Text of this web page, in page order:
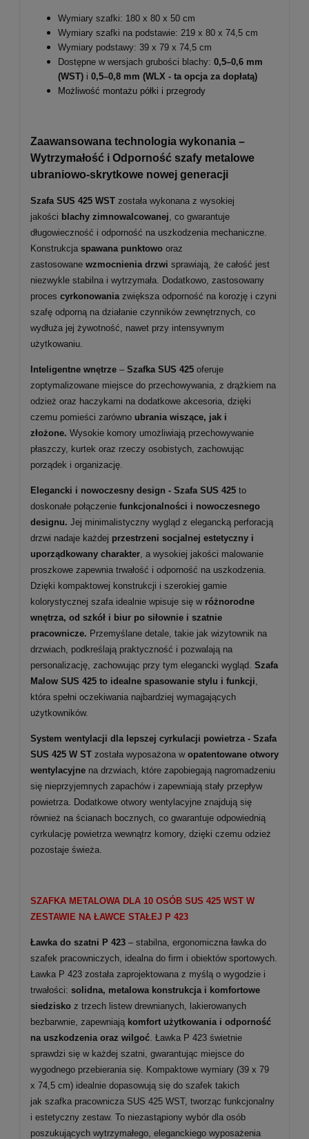
Wymiary szafki: 180 x 80 x 50 cm
Wymiary szafki na podstawie: 219 x 80 x 74,5 cm
Wymiary podstawy: 39 x 79 x 74,5 cm
Dostępne w wersjach grubości blachy: 0,5–0,6 mm
(WST) i 0,5–0,8 mm (WLX - ta opcja za dopłatą)
Możliwość montażu półki i przegrody
Zaawansowana technologia wykonania –
Wytrzymałość i Odporność szafy metalowe
ubraniowo-skrytkowe nowej generacji
Szafa SUS 425 WST została wykonana z wysokiej
jakości blachy zimnowalcowanej , co gwarantuje
długowieczność i odporność na uszkodzenia mechaniczne.
Konstrukcja spawana punktowo oraz
zastosowane wzmocnienia drzwi sprawiają, że całość jest
niezwykle stabilna i wytrzymała. Dodatkowo, zastosowany
proces cyrkonowania zwiększa odporność na korozję i czyni
szafę odporną na działanie czynników zewnętrznych, co
wydłuża jej żywotność, nawet przy intensywnym
użytkowaniu.
Inteligentne wnętrze – Szafka SUS 425 oferuje
zoptymalizowane miejsce do przechowywania, z drążkiem na
odzież oraz haczykami na dodatkowe akcesoria, dzięki
czemu pomieści zarówno ubrania wiszące, jak i
złożone. Wysokie komory umożliwiają przechowywanie
płaszczy, kurtek oraz rzeczy osobistych, zachowując
porządek i organizację.
Elegancki i nowoczesny design - Szafa SUS 425 to
doskonałe połączenie funkcjonalności i nowoczesnego
designu. Jej minimalistyczny wygląd z elegancką perforacją
drzwi nadaje każdej przestrzeni socjalnej estetyczny i
uporządkowany charakter , a wysokiej jakości malowanie
proszkowe zapewnia trwałość i odporność na uszkodzenia.
Dzięki kompaktowej konstrukcji i szerokiej gamie
kolorystycznej szafa idealnie wpisuje się w różnorodne
wnętrza, od szkół i biur po siłownie i szatnie
pracownicze. Przemyślane detale, takie jak wizytownik na
drzwiach, podkreślają praktyczność i pozwalają na
personalizację, zachowując przy tym elegancki wygląd. Szafa
Malow SUS 425 to idealne spasowanie stylu i funkcji
która spełni oczekiwania najbardziej wymagających
użytkowników.
System wentylacji dla lepszej cyrkulacji powietrza - Szafa
SUS 425 W ST została wyposażona w opatentowane otwory
wentylacyjne na drzwiach, które zapobiegają nagromadzeniu
się nieprzyjemnych zapachów i zapewniają stały przepływ
powietrza. Dodatkowe otwory wentylacyjne znajdują się
również na ścianach bocznych, co gwarantuje odpowiednią
cyrkulację powietrza wewnątrz komory, dzięki czemu odzież
pozostaje świeża.
SZAFKA METALOWA DLA 10 OSÓB SUS 425 WST W
ZESTAWIE NA ŁAWCE STAŁEJ P 423
Ławka do szatni P 423 – stabilna, ergonomiczna ławka do
szafek pracowniczych, idealna do firm i obiektów sportowych.
Ławka P 423 została zaprojektowana z myślą o wygodzie i
trwałości: solidna, metalowa konstrukcja i komfortowe
siedzisko z trzech listew drewnianych, lakierowanych
bezbarwnie, zapewniają komfort użytkowania i odporność
na uszkodzenia oraz wilgoć . Ławka P 423 świetnie
sprawdzi się w każdej szatni, gwarantując miejsce do
wygodnego przebierania się. Kompaktowe wymiary (39 x 79
x 74,5 cm) idealnie dopasowują się do szafek takich
jak szafka pracownicza SUS 425 WST, tworząc funkcjonalny
i estetyczny zestaw. To niezastąpiony wybór dla osób
poszukujących wytrzymałego, eleganckiego wyposażenia